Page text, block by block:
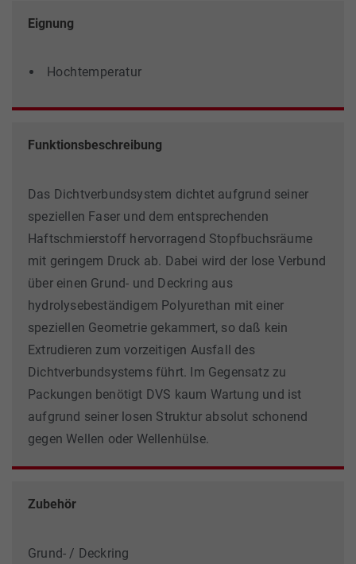
Eignung
Hochtemperatur
Funktionsbeschreibung
Das Dichtverbundsystem dichtet aufgrund seiner
speziellen Faser und dem entsprechenden
Haftschmierstoff hervorragend Stopfbuchsräume
mit geringem Druck ab. Dabei wird der lose Verbund
über einen Grund- und Deckring aus
hydrolysebeständigem Polyurethan mit einer
speziellen Geometrie gekammert, so daß kein
Extrudieren zum vorzeitigen Ausfall des
Dichtverbundsystems führt. Im Gegensatz zu
Packungen benötigt DVS kaum Wartung und ist
aufgrund seiner losen Struktur absolut schonend
gegen Wellen oder Wellenhülse.
Zubehör
Grund- / Deckring